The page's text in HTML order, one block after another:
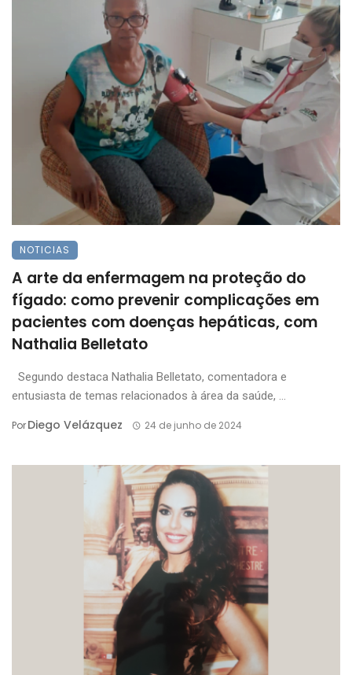
NOTICIAS
A arte da enfermagem na proteção do
fígado: como prevenir complicações em
pacientes com doenças hepáticas, com
Nathalia Belletato
Segundo destaca Nathalia Belletato, comentadora e
entusiasta de temas relacionados à área da saúde, ...
PorDiego Velázquez 24 de junho de 2024